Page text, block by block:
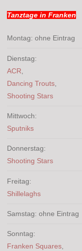
Tanztage in Franken
Montag: ohne Eintrag
Dienstag:
ACR
Dancing Trouts
Shooting Stars
Mittwoch:
Sputniks
Donnerstag:
Shooting Stars
Freitag:
Shillelaghs
Samstag: ohne Eintrag
Sonntag:
Franken Squares,